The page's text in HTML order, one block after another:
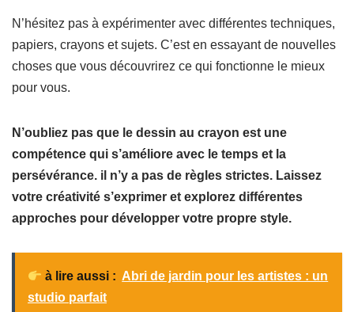
N’hésitez pas à expérimenter avec différentes techniques,
papiers, crayons et sujets. C’est en essayant de nouvelles
choses que vous découvrirez ce qui fonctionne le mieux
pour vous.
N’oubliez pas que le dessin au crayon est une
compétence qui s’améliore avec le temps et la
persévérance. il n’y a pas de règles strictes. Laissez
votre créativité s’exprimer et explorez différentes
approches pour développer votre propre style.
à lire aussi : Abri de jardin pour les artistes : un
studio parfait